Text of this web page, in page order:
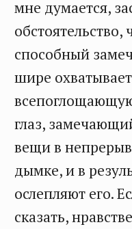
мне думается,
обстоятельство,
способный
шире
глаз,
вещи в
дымке, и в
ослепляют его.
сказать,